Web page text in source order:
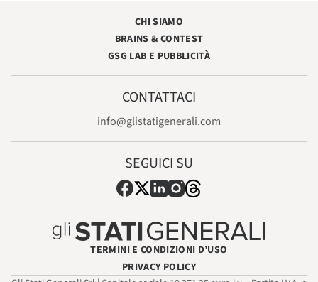
CHI SIAMO
BRAINS & CONTEST
GSG LAB E PUBBLICITÀ
CONTATTACI
info@glistatigenerali.com
SEGUICI SU
TERMINI E CONDIZIONI D’USO
PRIVACY POLICY